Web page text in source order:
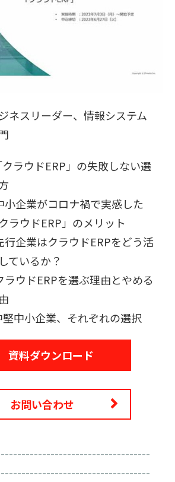
セミナー情報/ブログ
販売パートナー募集
ネスリーダー、情報システム
クラウドERP」の失敗しない選
小企業がコロナ禍で実感した
クラウドERP」のメリット
行企業はクラウドERPをどう活
ているか？
ラウドERPを選ぶ理由とやめる
堅中小企業、それぞれの選択
資料ダウンロード
お問い合わせ